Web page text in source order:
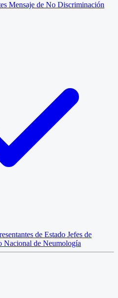
Mensaje de No Discriminación
de Estado Jefes de
Nacional de Neumología